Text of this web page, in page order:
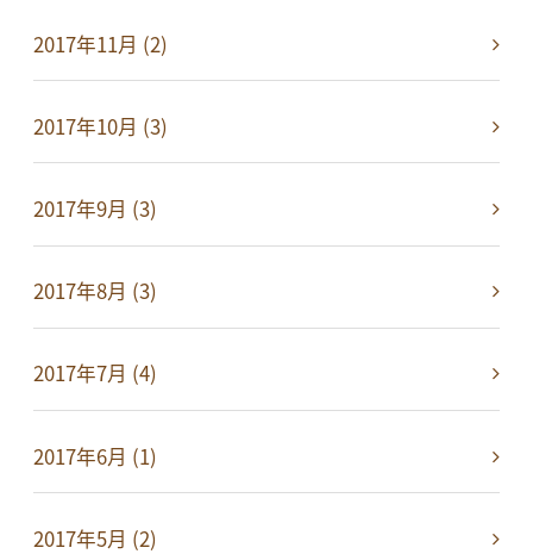
2017年11月 (2)
2017年10月 (3)
2017年9月 (3)
2017年8月 (3)
2017年7月 (4)
2017年6月 (1)
2017年5月 (2)